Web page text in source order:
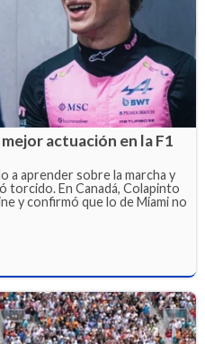
actuación en la F1
a aprender sobre la marcha y
torcido. En Canadá, Colapinto
y confirmó que lo de Miami no